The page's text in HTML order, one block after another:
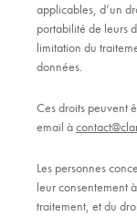
applicables, d’un
portabilité de leurs
limitation du
données.
Ces droits peuvent
email à
Les personnes
leur consentement
traitement, et du